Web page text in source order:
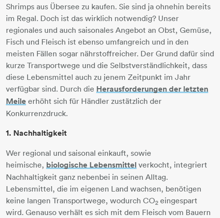
Shrimps aus Übersee zu kaufen. Sie sind ja ohnehin bereits
im Regal. Doch ist das wirklich notwendig? Unser
regionales und auch saisonales Angebot an Obst, Gemüse,
Fisch und Fleisch ist ebenso umfangreich und in den
meisten Fällen sogar nährstoffreicher. Der Grund dafür sind
kurze Transportwege und die Selbstverständlichkeit, dass
diese Lebensmittel auch zu jenem Zeitpunkt im Jahr
verfügbar sind. Durch die Herausforderungen der letzten
Meile erhöht sich für Händler zustätzlich der
Konkurrenzdruck.
1. Nachhaltigkeit
Wer regional und saisonal einkauft, sowie
heimische, biologische Lebensmittel ​​​​​​​ verkocht, integriert
Nachhaltigkeit ganz nebenbei in seinen Alltag.
Lebensmittel, die im eigenen Land wachsen, benötigen
keine langen Transportwege, wodurch CO2 eingespart
wird. Genauso verhält es sich mit dem Fleisch vom Bauern